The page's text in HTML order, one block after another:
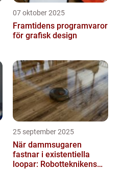
07 oktober 2025
Framtidens programvaror
för grafisk design
25 september 2025
När dammsugaren
fastnar i existentiella
loopar: Robotteknikens